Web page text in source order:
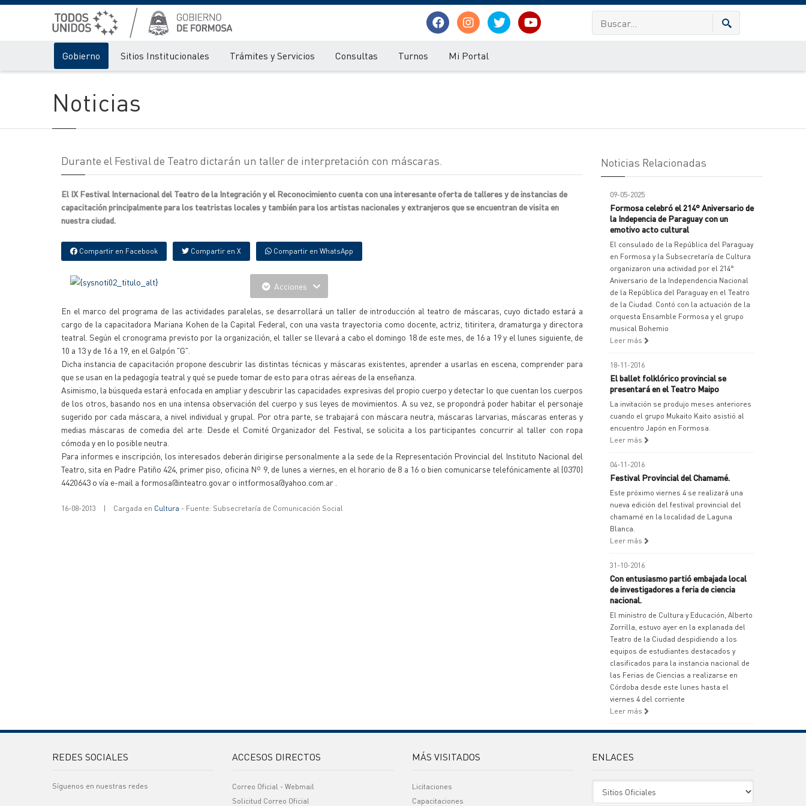
Gobierno Sitios Institucionales Trámites y Servicios Consultas Turnos Mi Portal
Noticias
Durante el Festival de Teatro dictarán un taller de interpretación con máscaras.
El IX Festival Internacional del Teatro de la Integración y el Reconocimiento cuenta con una interesante oferta de talleres y de instancias de
capacitación principalmente para los teatristas locales y también para los artistas nacionales y extranjeros que se encuentran de visita en
nuestra ciudad.
Compartir en Facebook Compartir en X Compartir en WhatsApp
Acciones
En el marco del programa de las actividades paralelas, se desarrollará un taller de introducción al teatro de máscaras, cuyo dictado estará a
cargo de la capacitadora Mariana Kohen de la Capital Federal, con una vasta trayectoria como docente, actriz, titiritera, dramaturga y directora
teatral. Según el cronograma previsto por la organización, el taller se llevará a cabo el domingo 18 de este mes, de 16 a 19 y el lunes siguiente, de
10 a 13 y de 16 a 19, en el Galpón "G".
Dicha instancia de capacitación propone descubrir las distintas técnicas y máscaras existentes, aprender a usarlas en escena, comprender para
que se usan en la pedagogía teatral y qué se puede tomar de esto para otras aéreas de la enseñanza.
Asimismo, la búsqueda estará enfocada en ampliar y descubrir las capacidades expresivas del propio cuerpo y detectar lo que cuentan los cuerpos
de los otros, basando nos en una intensa observación del cuerpo y sus leyes de movimientos. A su vez, se propondrá poder habitar el personaje
sugerido por cada máscara, a nivel individual y grupal. Por otra parte, se trabajará con máscara neutra, máscaras larvarias, máscaras enteras y
medias máscaras de comedia del arte. Desde el Comité Organizador del Festival, se solicita a los participantes concurrir al taller con ropa
cómoda y en lo posible neutra.
Para informes e inscripción, los interesados deberán dirigirse personalmente a la sede de la Representación Provincial del Instituto Nacional del
Teatro, sita en Padre Patiño 424, primer piso, oficina Nº 9, de lunes a viernes, en el horario de 8 a 16 o bien comunicarse telefónicamente al (0370)
4420643 o vía e-mail a formosa@inteatro.gov.ar o intformosa@yahoo.com.ar .
16-08-2013 | Cargada en Cultura - Fuente: Subsecretaría de Comunicación Social
Noticias Relacionadas
09-05-2025
Formosa celebró el 214° Aniversario de
la Indepencia de Paraguay con un
emotivo acto cultural
El consulado de la República del Paraguay
en Formosa y la Subsecretaría de Cultura
organizaron una actividad por el 214°
Aniversario de la Independencia Nacional
de la República del Paraguay en el Teatro
de la Ciudad. Contó con la actuación de la
orquesta Ensamble Formosa y el grupo
musical Bohemio
Leer más
18-11-2016
El ballet folklórico provincial se
presentará en el Teatro Maipo
La invitación se produjo meses anteriores
cuando el grupo Mukaito Kaito asistió al
encuentro Japón en Formosa.
Leer más
04-11-2016
Festival Provincial del Chamamé.
Este próximo viernes 4 se realizará una
nueva edición del festival provincial del
chamamé en la localidad de Laguna
Blanca.
Leer más
31-10-2016
Con entusiasmo partió embajada local
de investigadores a feria de ciencia
nacional.
El ministro de Cultura y Educación, Alberto
Zorrilla, estuvo ayer en la explanada del
Teatro de la Ciudad despidiendo a los
equipos de estudiantes destacados y
clasificados para la instancia nacional de
las Ferias de Ciencias a realizarse en
Córdoba desde este lunes hasta el
viernes 4 del corriente
Leer más
REDES SOCIALES
Síguenos en nuestras redes
ACCESOS DIRECTOS
Correo Oficial - Webmail
Solicitud Correo Oficial
MÁS VISITADOS
Licitaciones
Capacitaciones
ENLACES